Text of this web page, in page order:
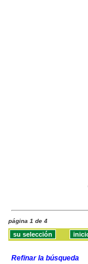
página 1 de 4
Refinar la búsqueda